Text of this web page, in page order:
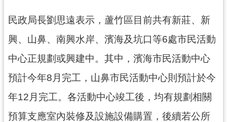
民政局長劉思遠表示，蘆竹區目前共有新莊、新
興、山鼻、南興水岸、濱海及坑口等6處市民活動
中心正規劃或興建中。其中，濱海市民活動中心
預計今年8月完工，山鼻市民活動中心則預計於今
年12月完工。各活動中心竣工後，均有規劃相關
預算支應室內裝修及設施設備購置，後續若公所